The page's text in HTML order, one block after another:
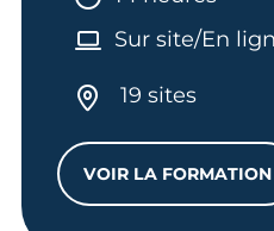
Sur site/En
19 sites
VOIR LA FORMATION
MICRO-